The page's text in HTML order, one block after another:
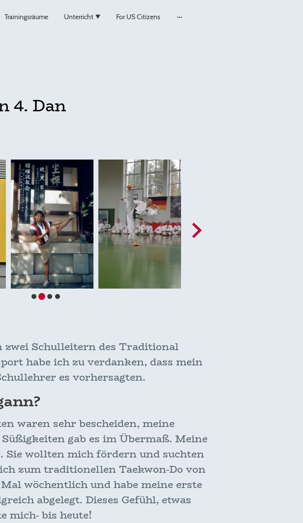
Trainingsräume Unterricht For US Citizens
4. Dan
Schulleitern des Traditional
habe ich zu verdanken, dass mein
es vorhersagten.
waren sehr bescheiden, meine
gab es im Übermaß. Meine
Sie wollten mich fördern und suchten
zum traditionellen Taekwon-Do von
wöchentlich und habe meine erste
abgelegt. Dieses Gefühl, etwas
mich- bis heute!